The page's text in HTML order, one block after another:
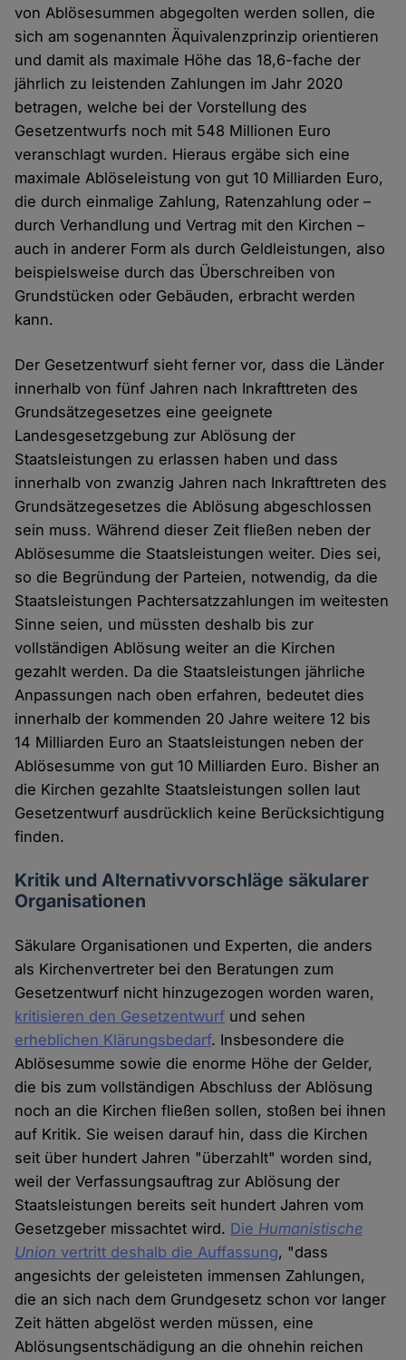
von Ablösesummen abgegolten werden sollen, die
sich am sogenannten Äquivalenzprinzip orientieren
und damit als maximale Höhe das 18,6-fache der
jährlich zu leistenden Zahlungen im Jahr 2020
betragen, welche bei der Vorstellung des
Gesetzentwurfs noch mit 548 Millionen Euro
veranschlagt wurden. Hieraus ergäbe sich eine
maximale Ablöseleistung von gut 10 Milliarden Euro,
die durch einmalige Zahlung, Ratenzahlung oder –
durch Verhandlung und Vertrag mit den Kirchen –
auch in anderer Form als durch Geldleistungen, also
beispielsweise durch das Überschreiben von
Grundstücken oder Gebäuden, erbracht werden
kann.
Der Gesetzentwurf sieht ferner vor, dass die Länder
innerhalb von fünf Jahren nach Inkrafttreten des
Grundsätzegesetzes eine geeignete
Landesgesetzgebung zur Ablösung der
Staatsleistungen zu erlassen haben und dass
innerhalb von zwanzig Jahren nach Inkrafttreten des
Grundsätzegesetzes die Ablösung abgeschlossen
sein muss. Während dieser Zeit fließen neben der
Ablösesumme die Staatsleistungen weiter. Dies sei,
so die Begründung der Parteien, notwendig, da die
Staatsleistungen Pachtersatzzahlungen im weitesten
Sinne seien, und müssten deshalb bis zur
vollständigen Ablösung weiter an die Kirchen
gezahlt werden. Da die Staatsleistungen jährliche
Anpassungen nach oben erfahren, bedeutet dies
innerhalb der kommenden 20 Jahre weitere 12 bis
14 Milliarden Euro an Staatsleistungen neben der
Ablösesumme von gut 10 Milliarden Euro. Bisher an
die Kirchen gezahlte Staatsleistungen sollen laut
Gesetzentwurf ausdrücklich keine Berücksichtigung
finden.
Kritik und Alternativvorschläge säkularer
Organisationen
Säkulare Organisationen und Experten, die anders
als Kirchenvertreter bei den Beratungen zum
Gesetzentwurf nicht hinzugezogen worden waren,
kritisieren den Gesetzentwurf und sehen
erheblichen Klärungsbedarf. Insbesondere die
Ablösesumme sowie die enorme Höhe der Gelder,
die bis zum vollständigen Abschluss der Ablösung
noch an die Kirchen fließen sollen, stoßen bei ihnen
auf Kritik. Sie weisen darauf hin, dass die Kirchen
seit über hundert Jahren "überzahlt" worden sind,
weil der Verfassungsauftrag zur Ablösung der
Staatsleistungen bereits seit hundert Jahren vom
Gesetzgeber missachtet wird. Die Humanistische
Union vertritt deshalb die Auffassung, "dass
angesichts der geleisteten immensen Zahlungen,
die an sich nach dem Grundgesetz schon vor langer
Zeit hätten abgelöst werden müssen, eine
Ablösungsentschädigung an die ohnehin reichen